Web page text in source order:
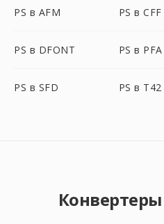
PS в AFM PS в CFF
PS в DFONT PS в PFA
PS в SFD PS в T42